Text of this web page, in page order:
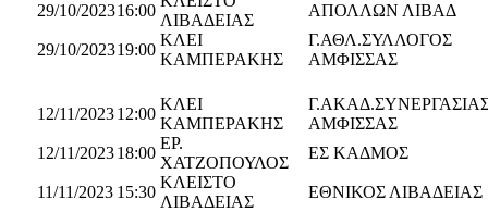
29/10/202316:00
ΛΙΒΑΔΕΙΑΣ
ΑΠΟΛΛΩΝ ΛΙΒΑΔ
29/10/202319:00
ΚΛΕΙ
ΚΑΜΠΕΡΑΚΗΣ
Γ.ΑΘΛ.ΣΥΛΛΟΓΟΣ
ΑΜΦΙΣΣΑΣ
12/11/202312:00
ΚΛΕΙ
ΚΑΜΠΕΡΑΚΗΣ
ΑΜΦΙΣΣΑΣ
12/11/202318:00
ΕΡ.
ΧΑΤΖΟΠΟΥΛΟΣ
ΕΣ ΚΑΔΜΟΣ
11/11/2023 15:30
ΚΛΕΙΣΤΟ
ΛΙΒΑΔΕΙΑΣ
ΕΘΝΙΚΟΣ ΛΙΒΑΔΕΙΑΣ